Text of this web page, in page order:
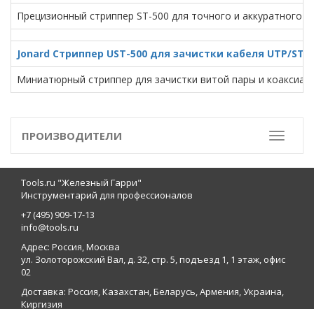
Прецизионный стриппер ST-500 для точного и аккуратного
Jonard Стриппер UST-500 для зачистки кабеля UTP/
Миниатюрный стриппер для зачистки витой пары и
Toggle
ПРОИЗВОДИТЕЛИ
Tools.ru "Железный Гарри"
Инструментарий для профессионалов
+7 (495) 909-17-13
info@tools.ru
Адрес: Россия, Москва
ул. Золоторожский Вал, д. 32, стр. 5, подъезд 1, 1 этаж, офис
02
Доставка: Россия, Казахстан, Беларусь, Армения, Украина,
Киргизия